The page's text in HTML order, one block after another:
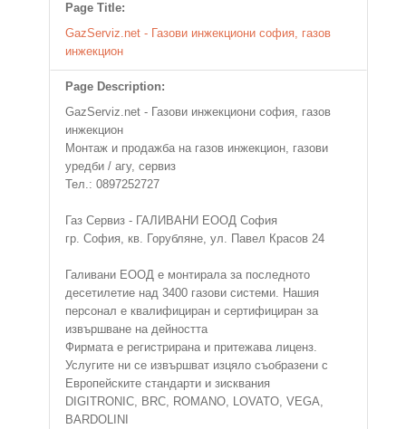
Page Title:
GazServiz.net - Газови инжекциони софия, газов
инжекцион
Page Description:
GazServiz.net - Газови инжекциони софия, газов
инжекцион
Монтаж и продажба на газов инжекцион, газови
уредби / агу, сервиз
Тел.: 0897252727
Газ Сервиз - ГАЛИВАНИ ЕООД София
гр. София, кв. Горубляне, ул. Павел Красов 24
Галивани ЕООД е монтирала за последното
десетилетие над 3400 газови системи. Нашия
персонал е квалифициран и сертифициран за
извършване на дейността
Фирмата е регистрирана и притежава лиценз.
Услугите ни се извършват изцяло съобразени с
Европейските стандарти и зисквания
DIGITRONIC, BRC, ROMANO, LOVATO, VEGA,
BARDOLINI